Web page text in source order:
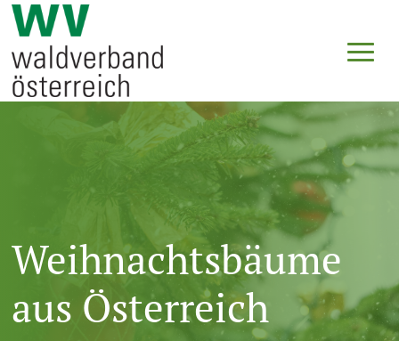
Weihnachtsbäume
aus Österreich